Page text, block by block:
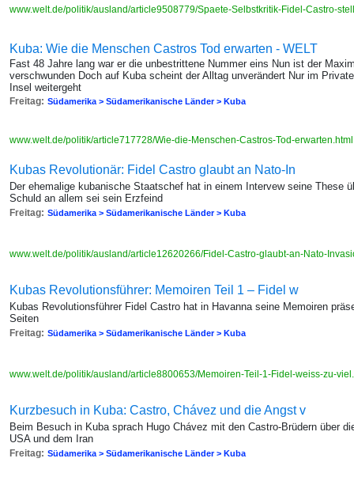
www.welt.de/politik/ausland/article9508779/Spaete-Selbstkritik-Fidel-Castro-
Kuba: Wie die Menschen Castros Tod erwarten - WELT
Fast 48 Jahre lang war er die unbestrittene Nummer eins Nun ist der
verschwunden Doch auf Kuba scheint der Alltag unverändert Nur im
Insel weitergeht
Freitag: Südamerika > Südamerikanische Länder > Kuba
www.welt.de/politik/article717728/Wie-die-Menschen-Castros-Tod-
Kubas Revolutionär: Fidel Castro glaubt an Nato-In
Der ehemalige kubanische Staatschef hat in einem Intervew seine These
Schuld an allem sei sein Erzfeind
Freitag: Südamerika > Südamerikanische Länder > Kuba
www.welt.de/politik/ausland/article12620266/Fidel-Castro-glaubt-an-Nato-
Kubas Revolutionsführer: Memoiren Teil 1 – Fidel w
Kubas Revolutionsführer Fidel Castro hat in Havanna seine Memoiren
Seiten
Freitag: Südamerika > Südamerikanische Länder > Kuba
www.welt.de/politik/ausland/article8800653/Memoiren-Teil-1-Fidel-weiss-zu-
Kurzbesuch in Kuba: Castro, Chávez und die Angst v
Beim Besuch in Kuba sprach Hugo Chávez mit den Castro-Brüdern über
USA und dem Iran
Freitag: Südamerika > Südamerikanische Länder > Kuba